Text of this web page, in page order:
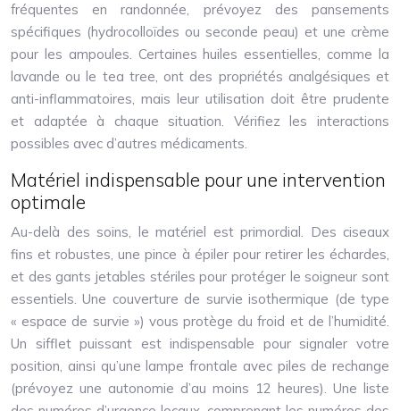
fréquentes en randonnée, prévoyez des pansements
spécifiques (hydrocolloïdes ou seconde peau) et une crème
pour les ampoules. Certaines huiles essentielles, comme la
lavande ou le tea tree, ont des propriétés analgésiques et
anti-inflammatoires, mais leur utilisation doit être prudente
et adaptée à chaque situation. Vérifiez les interactions
possibles avec d’autres médicaments.
Matériel indispensable pour une intervention
optimale
Au-delà des soins, le matériel est primordial. Des ciseaux
fins et robustes, une pince à épiler pour retirer les échardes,
et des gants jetables stériles pour protéger le soigneur sont
essentiels. Une couverture de survie isothermique (de type
« espace de survie ») vous protège du froid et de l’humidité.
Un sifflet puissant est indispensable pour signaler votre
position, ainsi qu’une lampe frontale avec piles de rechange
(prévoyez une autonomie d’au moins 12 heures). Une liste